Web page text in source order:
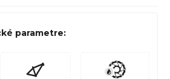
parametre: